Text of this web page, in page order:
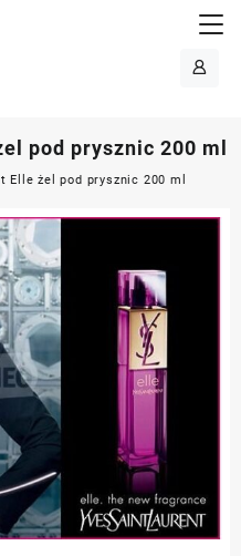
pod prysznic 200 ml
Elle żel pod prysznic 200 ml